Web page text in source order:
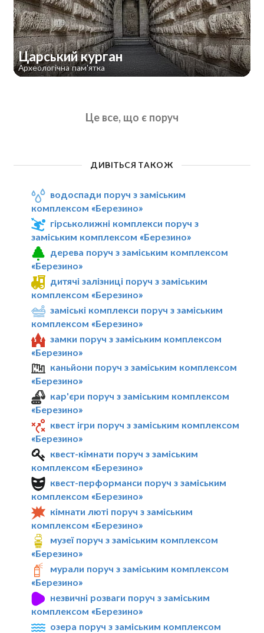
Царський курган
Археологічна пам'ятка
Це все, що є поруч
ДИВІТЬСЯ ТАКОЖ
водоспади поруч з заміським
комплексом «Березино»
гірськолижні комплекси поруч з
заміським комплексом «Березино»
дерева поруч з заміським комплексом
«Березино»
дитячі залізниці поруч з заміським
комплексом «Березино»
заміські комплекси поруч з заміським
комплексом «Березино»
замки поруч з заміським комплексом
«Березино»
каньйони поруч з заміським комплексом
«Березино»
кар'єри поруч з заміським комплексом
«Березино»
квест ігри поруч з заміським комплексом
«Березино»
квест-кімнати поруч з заміським
комплексом «Березино»
квест-перформанси поруч з заміським
комплексом «Березино»
кімнати люті поруч з заміським
комплексом «Березино»
музеї поруч з заміським комплексом
«Березино»
мурали поруч з заміським комплексом
«Березино»
незвичні розваги поруч з заміським
комплексом «Березино»
озера поруч з заміським комплексом